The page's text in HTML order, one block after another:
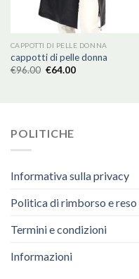
CAPPOTTI DI PELLE DONNA
cappotti di pelle donna
€96.00 €64.00
POLITICHE
Informativa sulla privacy
Politica di rimborso e reso
Termini e condizioni
Informazioni